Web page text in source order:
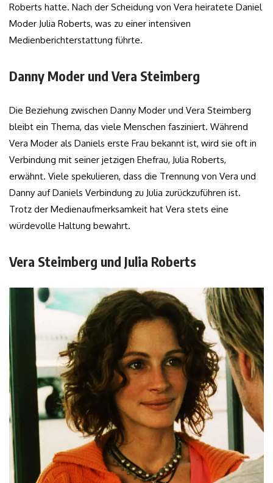
Roberts hatte. Nach der Scheidung von Vera heiratete Daniel
Moder Julia Roberts, was zu einer intensiven
Medienberichterstattung führte.
Danny Moder und Vera Steimberg
Die Beziehung zwischen Danny Moder und Vera Steimberg
bleibt ein Thema, das viele Menschen fasziniert. Während
Vera Moder als Daniels erste Frau bekannt ist, wird sie oft in
Verbindung mit seiner jetzigen Ehefrau, Julia Roberts,
erwähnt. Viele spekulieren, dass die Trennung von Vera und
Danny auf Daniels Verbindung zu Julia zurückzuführen ist.
Trotz der Medienaufmerksamkeit hat Vera stets eine
würdevolle Haltung bewahrt.
Vera Steimberg und Julia Roberts